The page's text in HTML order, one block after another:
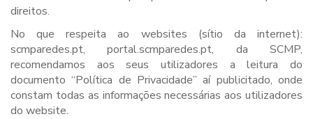
direitos.
No que respeita ao websites (sítio da internet):
scmparedes.pt, portal.scmparedes.pt, da SCMP,
recomendamos aos seus utilizadores a leitura do
documento “Política de Privacidade” aí publicitado, onde
constam todas as informações necessárias aos utilizadores
do website.